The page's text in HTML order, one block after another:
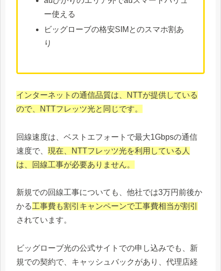
ー使える
ビッグローブの格安SIMとのスマホ割あ
り
インターネットの通信品質は、NTTが提供している
ので、NTTフレッツ光と同じです。
回線速度は、ベストエフォートで最大1Gbpsの通信
速度で、 現在、NTTフレッツ光を利用している人
は、回線工事が必要ありません。
新規での回線工事についても、他社では3万円前後か
かる工事費も割引キャンペーンで工事費相当が割引
されています。
ビッグローブ光の公式サイトでの申し込みでも、新
規での契約で、キャッシュバックがあり、代理店経